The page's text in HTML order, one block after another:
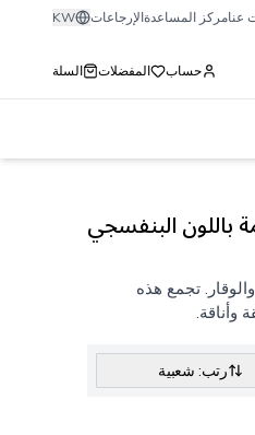
عنامركز المساعدةالإرجاعات KW
حساب المفضلات السلة
البنفسجي
تجمع هذه
وأناقة.
رتب: شعبية